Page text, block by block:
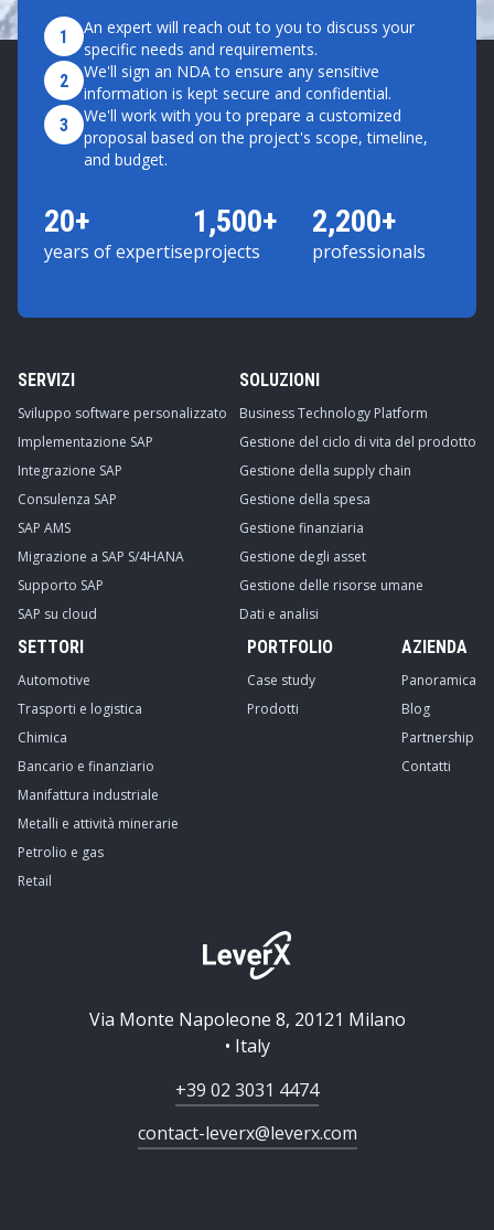
1
An expert will reach out to you to discuss your
specific needs and requirements.
2
We'll sign an NDA to ensure any sensitive
information is kept secure and confidential.
3
We'll work with you to prepare a customized
proposal based on the project's scope, timeline,
and budget.
20+
years of expertise
1,500+
projects
2,200+
professionals
SERVIZI
Sviluppo software personalizzato
Implementazione SAP
Integrazione SAP
Consulenza SAP
SAP AMS
Migrazione a SAP S/4HANA
Supporto SAP
SAP su cloud
SOLUZIONI
Business Technology Platform
Gestione del ciclo di vita del prodotto
Gestione della supply chain
Gestione della spesa
Gestione finanziaria
Gestione degli asset
Gestione delle risorse umane
Dati e analisi
SETTORI
Automotive
Trasporti e logistica
Chimica
Bancario e finanziario
Manifattura industriale
Metalli e attività minerarie
Petrolio e gas
Retail
PORTFOLIO
Case study
Prodotti
AZIENDA
Panoramica
Blog
Partnership
Contatti
Via Monte Napoleone 8, 20121 Milano
• Italy
+39 02 3031 4474
contact-leverx@leverx.com